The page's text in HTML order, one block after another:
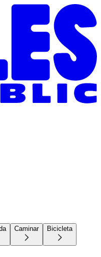
Caminar Bicicleta